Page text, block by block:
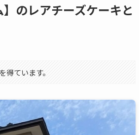
のレアチーズケーキと
ています。